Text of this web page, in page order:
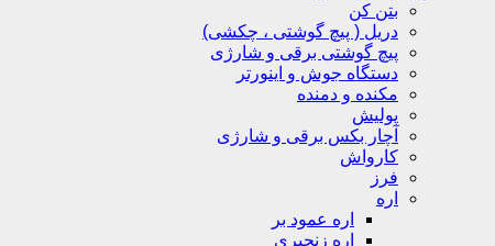
بتن کن
دریل ( پیچ گوشتی ، چکشی)
پیچ گوشتی برقی و شارژی
دستگاه جوش و اینورتر
مکنده و دمنده
پولیش
آچار بکس برقی و شارژی
کارواش
فرز
اره
اره عمود بر
اره زنجیری